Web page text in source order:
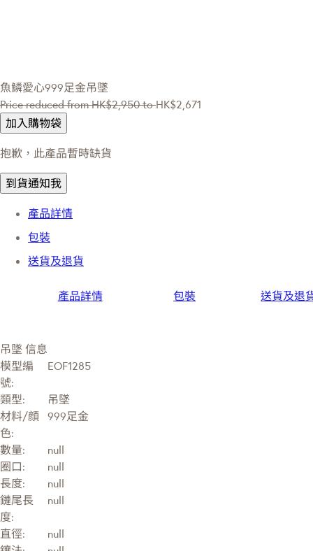
魚鱗愛心999足金吊墜
Price reduced fromHK$2,950 toHK$2,671
加入購物袋
抱歉，此產品暫時缺貨
到貨通知我
產品詳情
包裝
送貨及退貨
產品詳情 包裝 送貨及退
吊墜 信息
模型編
號:
EOF1285
類型:
吊墜
材料/顔
色:
999足金
數量:
null
圈口:
null
長度:
null
鏈尾長
度:
null
直徑:
null